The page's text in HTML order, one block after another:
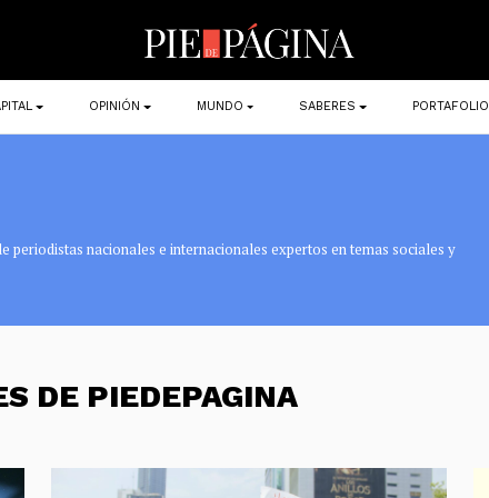
OPINIÓN MUNDO SABERES PORTAFOLIO
nacionales e internacionales expertos en temas sociales y
DE PIEDEPAGINA